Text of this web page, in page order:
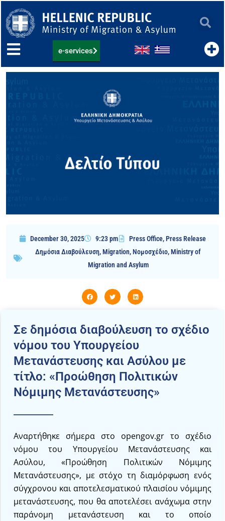
to
content
e-services
December 30, 2025 9:23 pm Press Office,Press Release
Δημόσια Διαβούλευση,Migration,Νομοσχέδιο,Ministry of
Migration and Asylum
Σε δημόσια διαβούλευση το σχέδιο
νόμου του Υπουργείου
Μετανάστευσης και Ασύλου με
τίτλο: «Προώθηση Πολιτικών
Νόμιμης Μετανάστευσης»
Αναρτήθηκε σήμερα στο opengov.gr το σχέδιο
νόμου του Υπουργείου Μετανάστευσης και
Ασύλου, «Προώθηση Πολιτικών Νόμιμης
Μετανάστευσης», με στόχο τη διαμόρφωση ενός
σύγχρονου και αποτελεσματικού πλαισίου νόμιμης
μετανάστευσης, που θα αποτελέσει ανάχωμα στην
παράνομη μετανάστευση και το οποίο